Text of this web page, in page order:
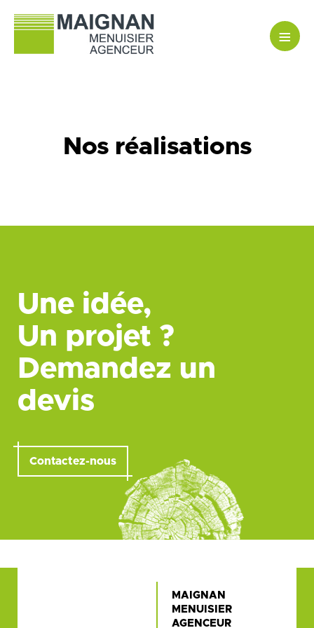
≡
Nos réalisations
Une idée,
Un projet ?
Demandez un
devis
Contactez-nous
MAIGNAN
MENUISIER
AGENCEUR